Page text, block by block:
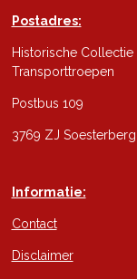
Postadres:
Historische
Transporttroepen
Postbus 109
3769 ZJ Soesterberg
Informatie:
Contact
Disclaimer